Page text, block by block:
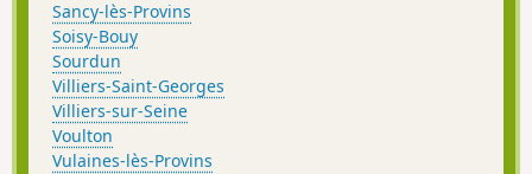
Sancy-lès-Provins
Soisy-Bouy
Sourdun
Villiers-Saint-Georges
Villiers-sur-Seine
Voulton
Vulaines-lès-Provins